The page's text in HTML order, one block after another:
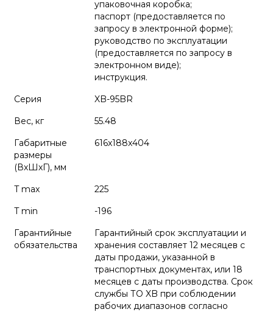
упаковочная коробка;
паспорт (предоставляется по
запросу в электронной форме);
руководство по эксплуатации
(предоставляется по запросу в
электронном виде);
инструкция.
Серия
XB-95BR
Вес, кг
55.48
Габаритные
размеры
(ВхШхГ), мм
616x188x404
T max
225
T min
-196
Гарантийные
обязательства
Гарантийный срок эксплуатации и
хранения составляет 12 месяцев с
даты продажи, указанной в
транспортных документах, или 18
месяцев с даты производства. Срок
службы ТО XB при соблюдении
рабочих диапазонов согласно